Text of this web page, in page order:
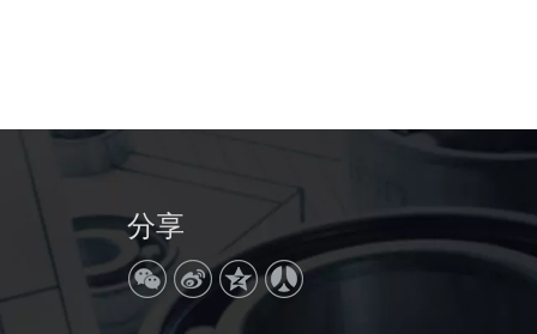
分享